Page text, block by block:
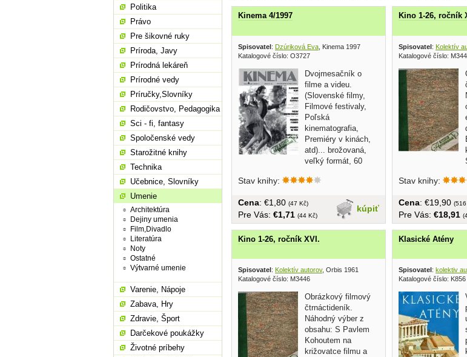
Kinema 4/1997
Spisovatel: Dzúriková Eva , Kinema 1997
Katalogové číslo: O3727
Dvojmesačník o
filme a videu.
(Slovenské filmy,
Filmové festivaly,
Poľská
kinematografia,
Premiéry v kinách,
atd)... brožovaná,
veľký formát, 60
Stav knihy:
kúpiť
Cena: €1,80 (47 Kč)
Pre Vás: €1,71 (44 Kč)
Kino 1-26, ročník
Spisovatel: Kolektív
Katalogové číslo:
Stav knihy:
Cena: €19,90
Pre Vás: €18,91
Kino 1-26, ročník XVI.
Spisovatel : Kolektív autorov, Orbis 1961
Katalogové číslo: M3446
Obrázkový filmový
čtrnáctideník.
Náhodný výber z
obsahu: S Pavlem
Kohoutem na
križovatce filmu a
Klasické Atény
Spisovatel : kolektiv
Katalogové číslo: K856
Politika
Právo
Pre šikovné ruky
Príroda, Javy
Prírodná lekáreň
Prírodné vedy
Príručky,Slovníky
Rodičovstvo, Pedagogika
Sci - fi, fantasy
Spoločenské vedy
Starožitné knihy
Technika
Učebnice, Slovníky
Umenie
Architektúra
Dejiny umenia
Film,Divadlo
Literatúra
Noty
Ostatné
Výtvarné umenie
Varenie, Nápoje
Zabava, Hry
Zdravie, Šport
Darčekové poukážky
Životné príbehy